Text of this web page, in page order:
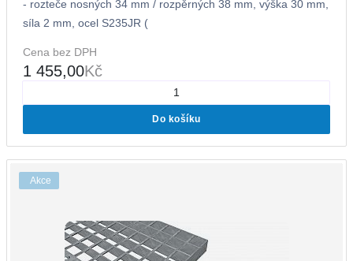
- rozteče nosných 34 mm / rozpěrných 38 mm, výška 30 mm,
síla 2 mm, ocel S235JR (
Cena bez DPH
1 455,00Kč
Do košíku
Akce